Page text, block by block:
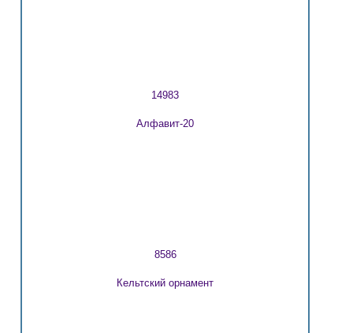
14983
Алфавит-20
8586
Кельтский орнамент